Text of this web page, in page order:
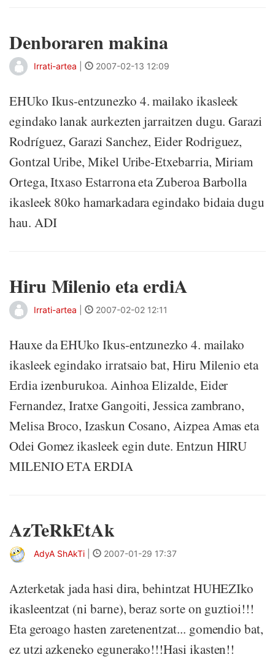
Denboraren makina
Irrati-artea 2007-02-13 12:09
EHUko Ikus-entzunezko 4. mailako ikasleek
egindako lanak aurkezten jarraitzen dugu. Garazi
Rodríguez, Garazi Sanchez, Eider Rodriguez,
Gontzal Uribe, Mikel Uribe-Etxebarria, Miriam
Ortega, Itxaso Estarrona eta Zuberoa Barbolla
ikasleek 80ko hamarkadara egindako bidaia dugu
hau. ADI
Hiru Milenio eta erdiA
Irrati-artea 2007-02-02 12:11
Hauxe da EHUko Ikus-entzunezko 4. mailako
ikasleek egindako irratsaio bat, Hiru Milenio eta
Erdia izenburukoa. Ainhoa Elizalde, Eider
Fernandez, Iratxe Gangoiti, Jessica zambrano,
Melisa Broco, Izaskun Cosano, Aizpea Amas eta
Odei Gomez ikasleek egin dute. Entzun HIRU
MILENIO ETA ERDIA
AzTeRkEtAk
AdyA ShAkTi 2007-01-29 17:37
Azterketak jada hasi dira, behintzat HUHEZIko
ikasleentzat (ni barne), beraz sorte on guztioi!!!
Eta geroago hasten zaretenentzat... gomendio bat,
ez utzi azkeneko egunerako!!!Hasi ikasten!!